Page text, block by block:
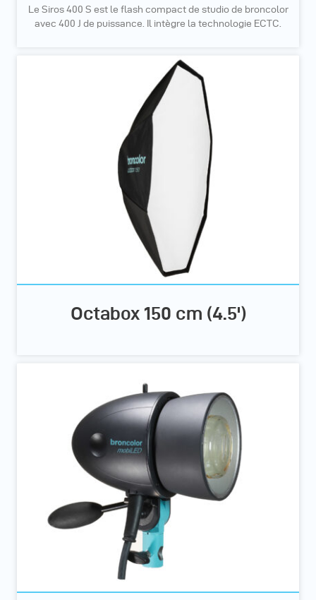
Le Siros 400 S est le flash compact de studio de broncolor
avec 400 J de puissance. Il intègre la technologie ECTC.
Octabox 150 cm (4.5')